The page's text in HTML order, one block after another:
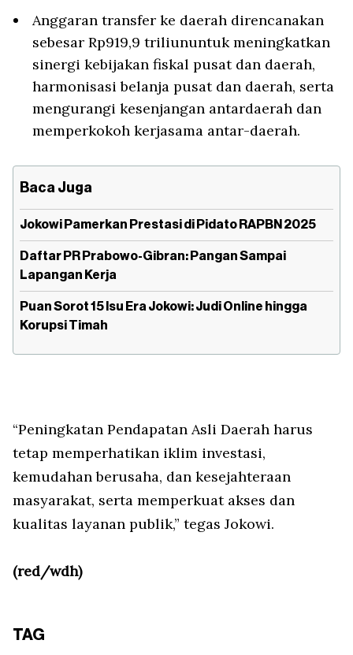
Anggaran transfer ke daerah direncanakan
sebesar Rp919,9 triliununtuk meningkatkan
sinergi kebijakan fiskal pusat dan daerah,
harmonisasi belanja pusat dan daerah, serta
mengurangi kesenjangan antardaerah dan
memperkokoh kerjasama antar-daerah.
Baca Juga
Jokowi Pamerkan Prestasi di Pidato RAPBN 2025
Daftar PR Prabowo-Gibran: Pangan Sampai
Lapangan Kerja
Puan Sorot 15 Isu Era Jokowi: Judi Online hingga
Korupsi Timah
“Peningkatan Pendapatan Asli Daerah harus
tetap memperhatikan iklim investasi,
kemudahan berusaha, dan kesejahteraan
masyarakat, serta memperkuat akses dan
kualitas layanan publik,” tegas Jokowi.
(red/wdh)
TAG